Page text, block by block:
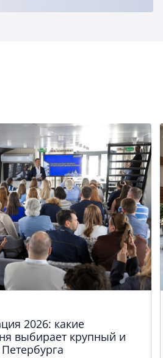
2026: какие
выбирает крупный и